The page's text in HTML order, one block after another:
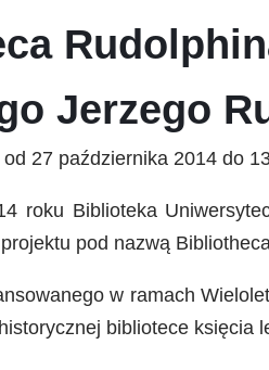
Jerzego
27 października 2014 do
roku Biblioteka
pod nazwą
w ramach
bibliotece księcia